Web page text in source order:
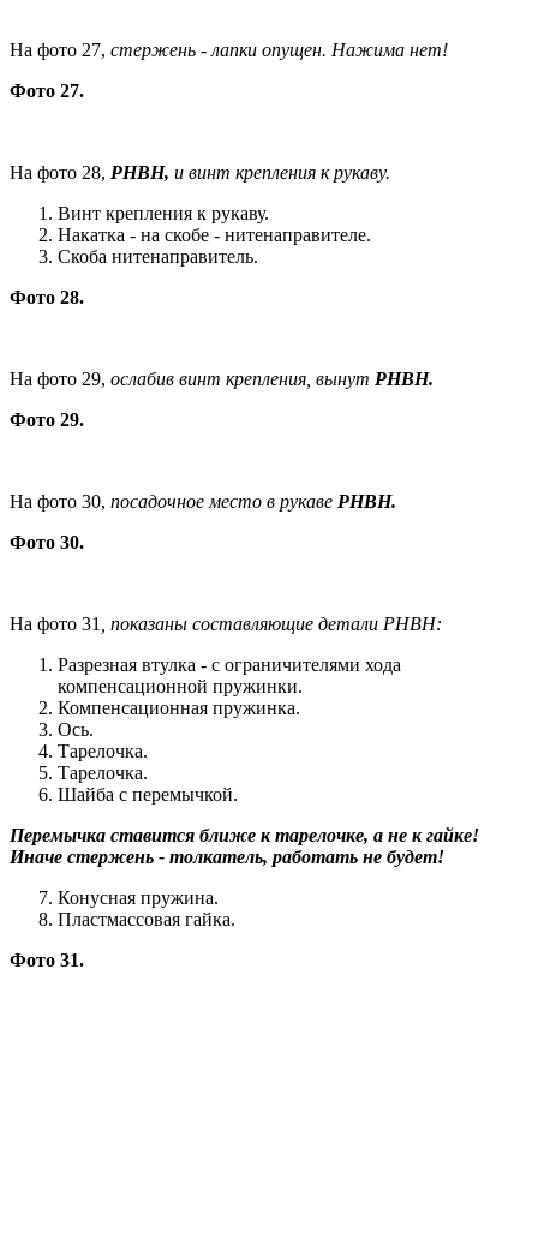
На фото 27, стержень - лапки опущен. Нажима нет!
Фото 27.
На фото 28, РНВН, и винт крепления к рукаву.
Винт крепления к рукаву.
Накатка - на скобе - нитенаправителе.
Скоба нитенаправитель.
Фото 28.
На фото 29, ослабив винт крепления, вынут РНВН.
Фото 29.
На фото 30, посадочное место в рукаве РНВН.
Фото 30.
На фото 31
, показаны составляющие детали РНВН:
Разрезная втулка - с ограничителями хода
компенсационной пружинки.
Компенсационная пружинка.
Ось.
Тарелочка.
Тарелочка.
Шайба с перемычкой.
Перемычка ставится ближе к тарелочке, а не к гайке!
Иначе стержень - толкатель, работать не будет!
Конусная пружина.
Пластмассовая гайка.
Фото 31.